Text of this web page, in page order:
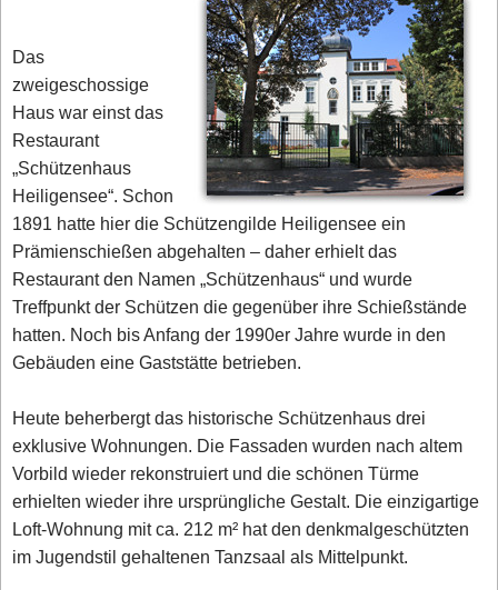
Das
zweigeschossige
Haus war einst das
Restaurant
„Schützenhaus
Heiligensee“. Schon
1891 hatte hier die Schützengilde Heiligensee ein
Prämienschießen abgehalten – daher erhielt das
Restaurant den Namen „Schützenhaus“ und wurde
Treffpunkt der Schützen die gegenüber ihre Schießstände
hatten. Noch bis Anfang der 1990er Jahre wurde in den
Gebäuden eine Gaststätte betrieben.
Heute beherbergt das historische Schützenhaus drei
exklusive Wohnungen. Die Fassaden wurden nach altem
Vorbild wieder rekonstruiert und die schönen Türme
erhielten wieder ihre ursprüngliche Gestalt. Die einzigartige
Loft-Wohnung mit ca. 212 m² hat den denkmalgeschützten
im Jugendstil gehaltenen Tanzsaal als Mittelpunkt.